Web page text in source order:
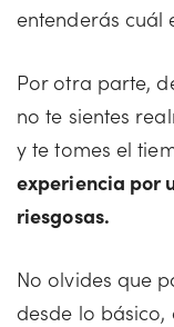
entenderás cuál
Por otra parte,
no te sientes
y te tomes el
experiencia por
riesgosas.
No olvides que
desde lo